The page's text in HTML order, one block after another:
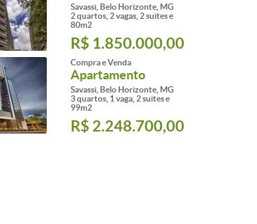
Savassi, Belo Horizonte, MG
2 quartos, 2 vagas, 2 suites e
80m2
R$ 1.850.000,00
Compra e Venda
Apartamento
Savassi, Belo Horizonte, MG
3 quartos, 1 vaga, 2 suites e
99m2
R$ 2.248.700,00